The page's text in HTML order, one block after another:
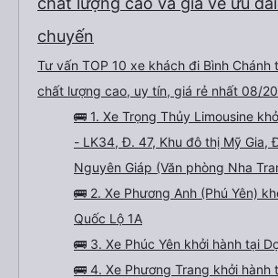
chuyến
Tư vấn TOP 10 xe khách đi Bình Chánh
chất lượng cao, uy tín, giá rẻ nhất 08/
🚌 1. Xe Trọng Thủy Limousine
- LK34, Đ. 47, Khu đô thị Mỹ Gia,
Nguyên Giáp (Văn phòng Nha
🚌 2. Xe Phương Anh (Phú Yên)
Quốc Lộ 1A
🚌 3. Xe Phúc Yên khởi hành tại
🚌 4. Xe Phương Trang khởi hành